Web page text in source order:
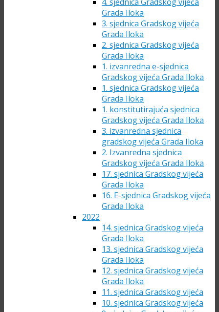
Grada Iloka
3. sjednica Gradskog vijeća
Grada Iloka
2. sjednica Gradskog vijeća
Grada Iloka
1. izvanredna e-sjednica
Gradskog vijeća Grada Iloka
1. sjednica Gradskog vijeća
Grada Iloka
1. konstitutirajuća sjednica
Gradskog vijeća Grada Iloka
3. izvanredna sjednica
gradskog vijeća Grada Iloka
2. Izvanredna sjednica
Gradskog vijeća Grada Iloka
17. sjednica Gradskog vijeća
Grada Iloka
16. E-sjednica Gradskog vijeća
Grada Iloka
2022
14. sjednica Gradskog vijeća
Grada Iloka
13. sjednica Gradskog vijeća
Grada Iloka
12. sjednica Gradskog vijeća
Grada Iloka
11. sjednica Gradskog vijeća
10. sjednica Gradskog vijeća